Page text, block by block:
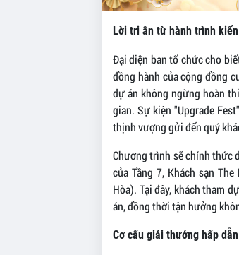
Lời tri ân từ hành trình
Đại diện ban tổ chức cho
đồng hành của cộng đồng
dự án không ngừng hoàn
gian. Sự kiện "Upgrade
thịnh vượng gửi đến quý
Chương trình sẽ chính thức
của Tầng 7, Khách sạn
Hòa). Tại đây, khách tham
án, đồng thời tận hưởng
Cơ cấu giải thưởng hấp